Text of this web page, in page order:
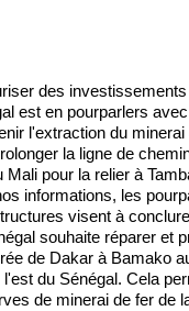
des
est en pourparlers
l'extraction du
la ligne de
Mali pour la relier à
informations, les
visent à
souhaite réparer et
de Dakar à Bamako
du Sénégal. Cela
de minerai de fer de